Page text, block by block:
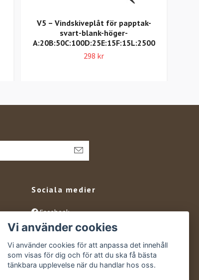
V5 – Vindskiveplåt för papptak-
svart-blank-höger-
A:20B:50C:100D:25E:15F:15L:2500
298 kr
Sociala medier
Facebook
Instagram
YouTube
Vi använder cookies
Vi använder cookies för att anpassa det innehåll
som visas för dig och för att du ska få bästa
tänkbara upplevelse när du handlar hos oss.